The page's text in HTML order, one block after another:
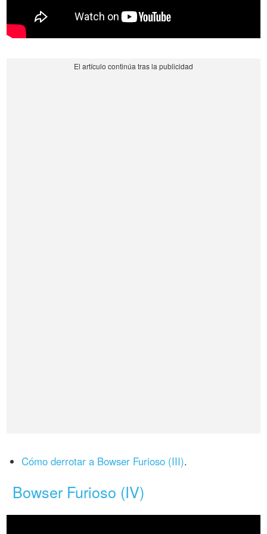
Cómo derrotar a Bowser Furioso (III).
Bowser Furioso (IV)